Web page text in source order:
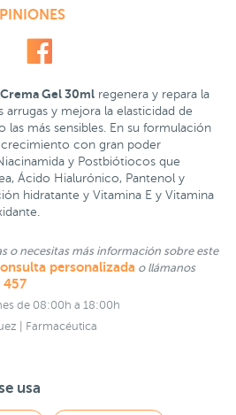
Gel 30ml regenera y repara la
arrugas y mejora la elasticidad de
más sensibles. En su formulación
con gran poder
y Postbiótiocos que
Ácido Hialurónico, Pantenol y
hidratante y Vitamina E y Vitamina
o necesitas más información sobre este
personalizada o llámanos
457
de 08:00h a 18:00h
| Farmacéutica
usa